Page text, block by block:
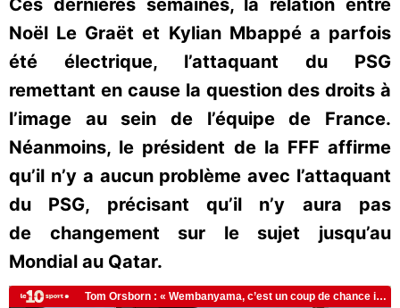
Ces dernières semaines, la relation entre
Noël Le Graët et Kylian Mbappé a parfois
été électrique, l’attaquant du PSG
remettant en cause la question des droits à
l’image au sein de l’équipe de France.
Néanmoins, le président de la FFF affirme
qu’il n’y a aucun problème avec l’attaquant
du PSG, précisant qu’il n’y aura pas
de changement sur le sujet jusqu’au
Mondial au Qatar.